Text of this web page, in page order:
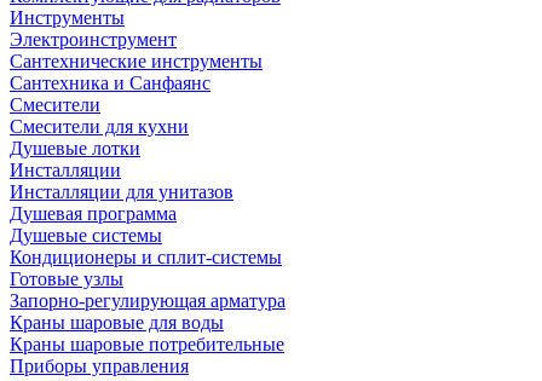
Инструменты
Электроинструмент
Сантехнические инструменты
Сантехника и Санфаянс
Смесители
Смесители для кухни
Душевые лотки
Инсталляции
Инсталляции для унитазов
Душевая программа
Душевые системы
Кондиционеры и сплит-системы
Готовые узлы
Запорно-регулирующая арматура
Краны шаровые для воды
Краны шаровые потребительные
Приборы управления